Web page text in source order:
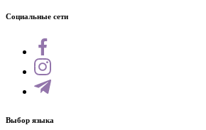
Социальные сети
Выбор языка